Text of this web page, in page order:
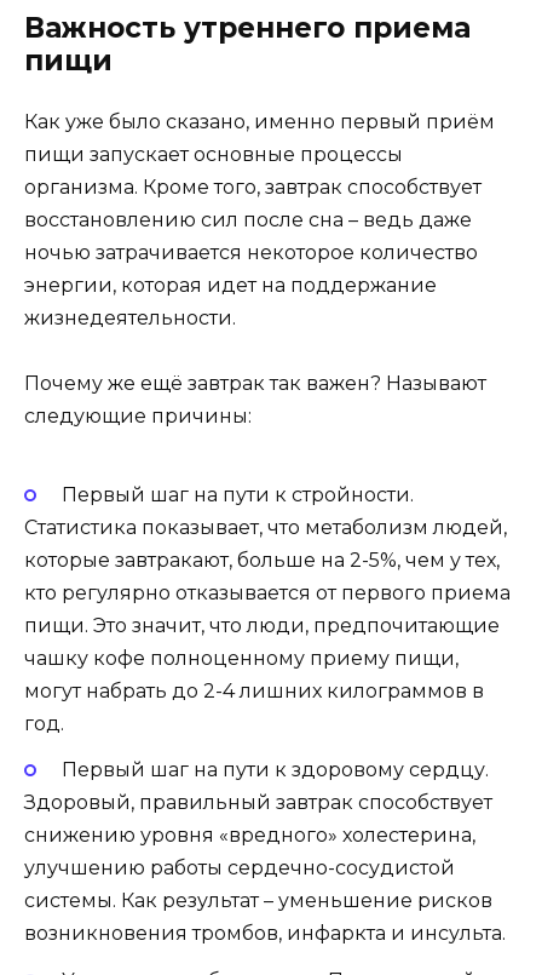
Важность утреннего приема
пищи
Как уже было сказано, именно первый приём
пищи запускает основные процессы
организма. Кроме того, завтрак способствует
восстановлению сил после сна – ведь даже
ночью затрачивается некоторое количество
энергии, которая идет на поддержание
жизнедеятельности.
Почему же ещё завтрак так важен? Называют
следующие причины:
Первый шаг на пути к стройности.
Статистика показывает, что метаболизм людей,
которые завтракают, больше на 2-5%, чем у тех,
кто регулярно отказывается от первого приема
пищи. Это значит, что люди, предпочитающие
чашку кофе полноценному приему пищи,
могут набрать до 2-4 лишних килограммов в
год.
Первый шаг на пути к здоровому сердцу.
Здоровый, правильный завтрак способствует
снижению уровня «вредного» холестерина,
улучшению работы сердечно-сосудистой
системы. Как результат – уменьшение рисков
возникновения тромбов, инфаркта и инсульта.